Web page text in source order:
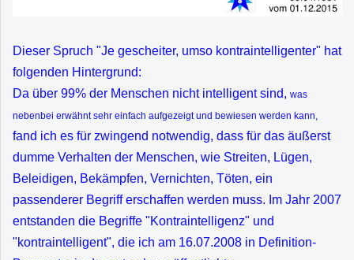
Dieser Spruch "Je gescheiter, umso kontraintelligenter" hat
folgenden Hintergrund:
Da über 99% der Menschen nicht intelligent sind, was
nebenbei erwähnt sehr einfach aufgezeigt und bewiesen werden kann,
fand ich es für zwingend notwendig, dass für das äußerst
dumme Verhalten der Menschen, wie Streiten, Lügen,
Beleidigen, Bekämpfen, Vernichten, Töten, ein
passenderer Begriff erschaffen werden muss. Im Jahr 2007
entstanden die Begriffe "Kontraintelligenz" und
"kontraintelligent", die ich am 16.07.2008 in Definition-